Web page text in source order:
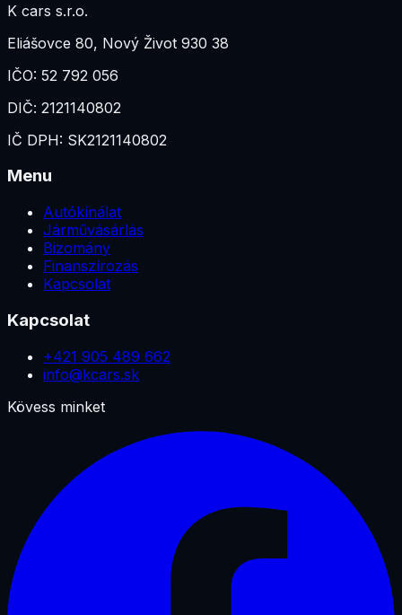
K cars s.r.o.
Eliášovce 80, Nový Život 930 38
IČO: 52 792 056
DIČ: 2121140802
IČ DPH: SK2121140802
Menu
Autókínálat
Járművásárlás
Bizomány
Finanszírozás
Kapcsolat
Kapcsolat
+421 905 489 662
info@kcars.sk
Kövess minket